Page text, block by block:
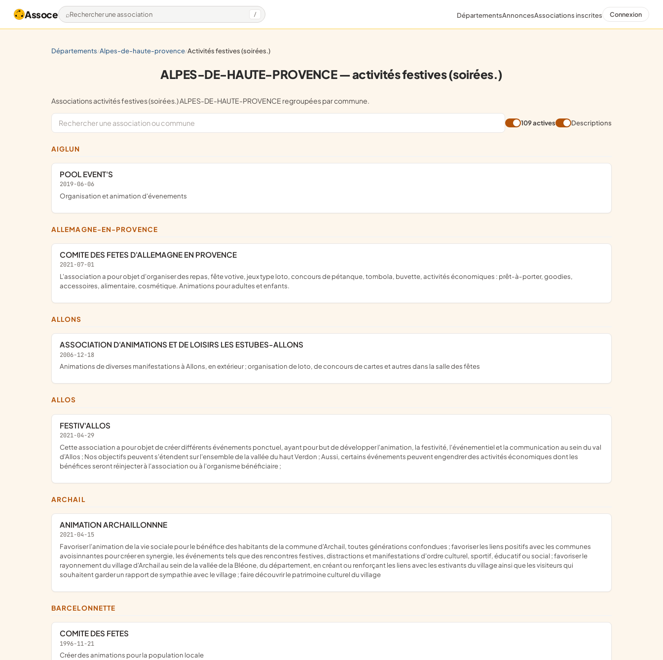
Assoce Rechercher une association / DépartementsAnnoncesAssociations inscrites Connexion
départements/ alpes-de-haute-provence/ activités festives (soirées.)
ALPES-DE-HAUTE-PROVENCE — activités festives (soirées.)
Associations activités festives (soirées.) ALPES-DE-HAUTE-PROVENCE regroupées par commune.
109 actives Descriptions
AIGLUN
POOL EVENT'S
2019-06-06
organisation et animation d'évenements
ALLEMAGNE-EN-PROVENCE
COMITE DES FETES D'ALLEMAGNE EN PROVENCE
2021-07-01
L'association a pour objet d'organiser des repas, fête votive, jeux type loto, concours de pétanque, tombola, buvette, activités économiques : prêt-à-porter, goodies,
accessoires, alimentaire, cosmétique. Animations pour adultes et enfants.
ALLONS
ASSOCIATION D'ANIMATIONS ET DE LOISIRS LES ESTUBES-ALLONS
2006-12-18
animations de diverses manifestations à Allons, en extérieur ; organisation de loto, de concours de cartes et autres dans la salle des fêtes
ALLOS
FESTIV'ALLOS
2021-04-29
cette association a pour objet de créer différents événements ponctuel, ayant pour but de développer l'animation, la festivité, l'événementiel et la communication au sein du val
d'Allos ; Nos objectifs peuvent s'étendent sur l'ensemble de la vallée du haut Verdon ; Aussi, certains événements peuvent engendrer des activités économiques dont les
bénéfices seront réinjecter à l'association ou à l'organisme bénéficiaire ;
ARCHAIL
ANIMATION ARCHAILLONNNE
2021-04-15
favoriser l'animation de la vie sociale pour le bénéfice des habitants de la commune d'Archail, toutes générations confondues ; favoriser les liens positifs avec les communes
avoisinnantes pour créer en synergie, les événements tels que des rencontres festives, distractions et manifestations d'ordre culturel, sportif, éducatif ou social ; favoriser le
rayonnement du village d'Archail au sein de la vallée de la Bléone, du département, en créant ou renforçant les liens avec les estivants du village ainsi que les visiteurs qui
souhaitent garder un rapport de sympathie avec le village ; faire découvrir le patrimoine culturel du village
BARCELONNETTE
COMITE DES FETES
1996-11-21
créer des animations pour la population locale